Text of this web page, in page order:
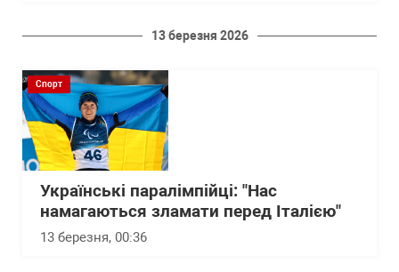
13 березня 2026
Спорт
Українські паралімпійці: "Нас
намагаються зламати перед Італією"
13 березня, 00:36